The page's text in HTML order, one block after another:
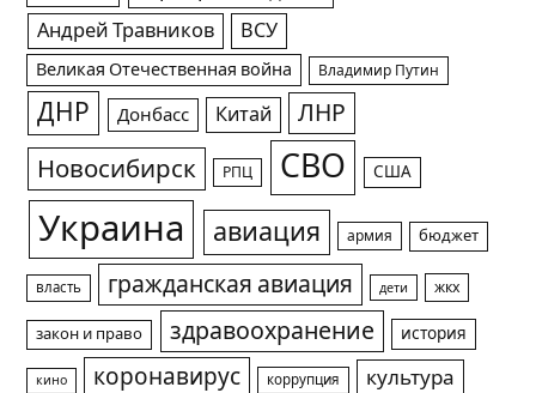
Андрей Травников ВСУ
Великая Отечественная война Владимир Путин
ДНР Донбасс Китай ЛНР
Новосибирск РПЦ СВО США
Украина авиация армия бюджет
власть гражданская авиация дети жкх
закон и право здравоохранение история
кино коронавирус коррупция
культура